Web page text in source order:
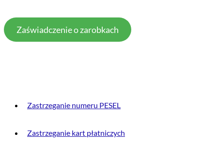
Zaświadczenie o zarobkach
Zastrzeganie numeru PESEL
Zastrzeganie kart płatniczych